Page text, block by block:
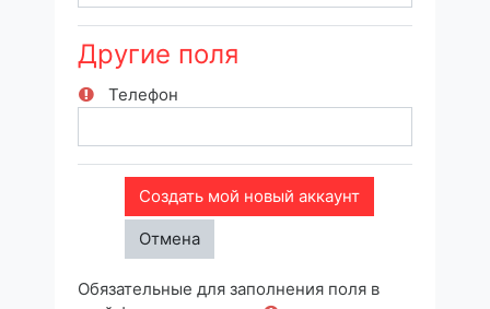
Другие поля
Телефон
Обязательные для заполнения поля в